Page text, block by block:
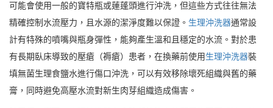
可能會使用一般的寶特瓶或蓮蓬頭進行沖洗，但這些方式往往無法
精確控制水流壓力，且水源的潔淨度難以保證。 生理沖洗器通常設
計有特殊的噴嘴與瓶身彈性，能夠產生溫和且穩定的水流。對於患
有長期臥床導致的壓瘡（褥瘡）患者，在換藥前使用生理沖洗器裝
填無菌生理食鹽水進行傷口沖洗，可以有效移除壞死組織與舊的藥
膏，同時避免高壓水流對新生肉芽組織造成傷害。